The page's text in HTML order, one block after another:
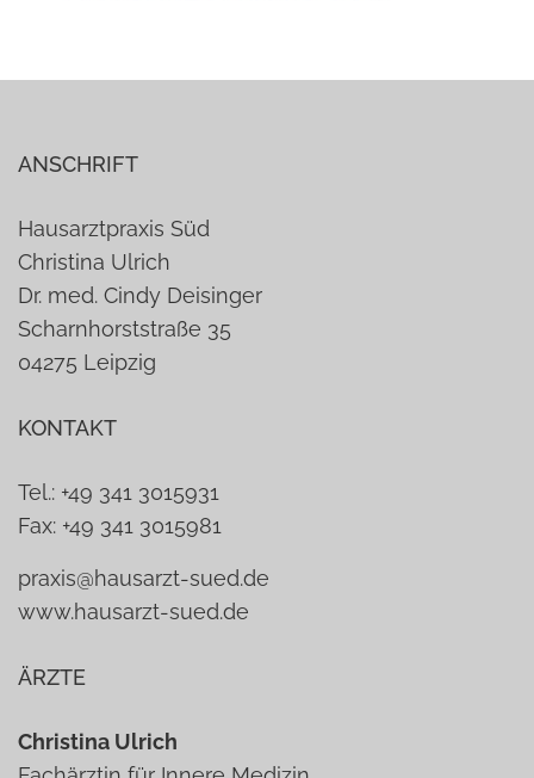
ANSCHRIFT
Hausarztpraxis Süd
Christina Ulrich
Dr. med. Cindy Deisinger
Scharnhorststraße 35
04275 Leipzig
KONTAKT
Tel.: +49 341 3015931
Fax: +49 341 3015981
praxis@hausarzt-sued.de
www.hausarzt-sued.de
ÄRZTE
Christina Ulrich